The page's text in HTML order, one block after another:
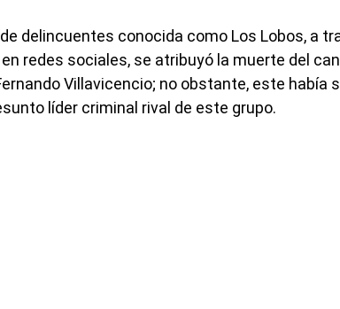
delincuentes conocida como Los Lobos, a
redes sociales, se atribuyó la muerte del
Villavicencio; no obstante, este había
líder criminal rival de este grupo.